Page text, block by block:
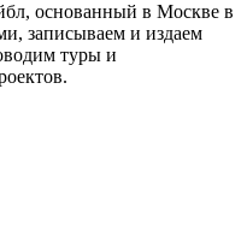
основанный в Москве в
записываем и издаем
туры и